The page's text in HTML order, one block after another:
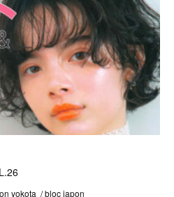
yokota / bloc japon